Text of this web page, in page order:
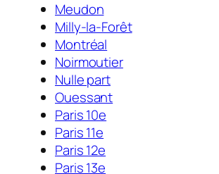
Meudon
Milly-la-Forêt
Montréal
Noirmoutier
Nulle part
Ouessant
Paris 10e
Paris 11e
Paris 12e
Paris 13e